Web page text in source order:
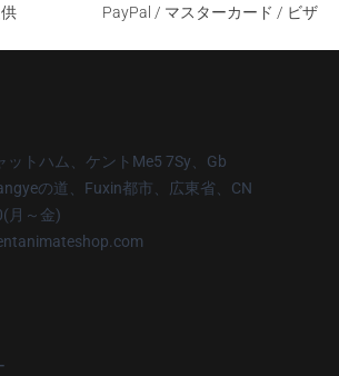
PayPal / マスターカード / ビザ
ットハム、ケントMe5 7Sy、Gb
の道、Fuxin都市、広東省、CN
月～金)